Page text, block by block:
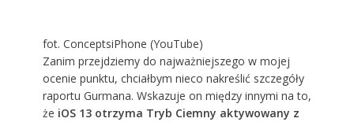
fot. ConceptsiPhone (YouTube)
Zanim przejdziemy do najważniejszego w mojej
ocenie punktu, chciałbym nieco nakreślić szczegóły
raportu Gurmana. Wskazuje on między innymi na to,
że iOS 13 otrzyma Tryb Ciemny aktywowany z